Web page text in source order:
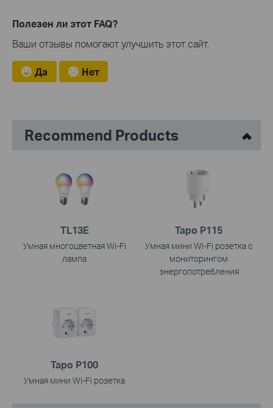
Полезен ли этот FAQ?
Ваши отзывы помогают улучшить этот сайт.
Да Нет
Recommend Products
TL13E
Умная многоцветная Wi‑Fi
лампа
Tapo P115
Умная мини Wi-Fi розетка с
мониторингом
энергопотребления
Tapo P100
Умная мини Wi-Fi розетка